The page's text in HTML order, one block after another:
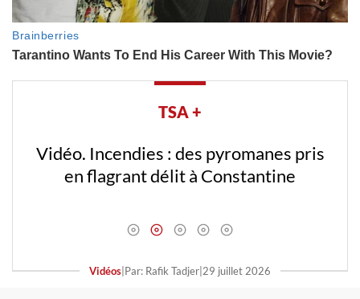
TSA +
Vidéo. Incendies : des pyromanes pris
en flagrant délit à Constantine
Vidéos Par: Rafik Tadjer 29 juillet 2026